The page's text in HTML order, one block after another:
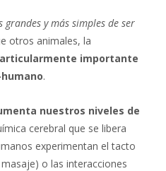
grandes y más simples de ser
otros animales, la
importante
.
nuestros niveles de
cerebral que se libera
experimentan el tacto
o las interacciones